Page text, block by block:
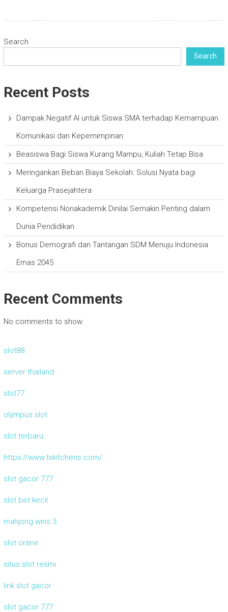
Search
Search
Recent Posts
Dampak Negatif AI untuk Siswa SMA terhadap Kemampuan
Komunikasi dan Kepemimpinan
Beasiswa Bagi Siswa Kurang Mampu, Kuliah Tetap Bisa
Meringankan Beban Biaya Sekolah: Solusi Nyata bagi
Keluarga Prasejahtera
Kompetensi Nonakademik Dinilai Semakin Penting dalam
Dunia Pendidikan
Bonus Demografi dan Tantangan SDM Menuju Indonesia
Emas 2045
Recent Comments
No comments to show.
slot88
server thailand
slot77
olympus slot
slot terbaru
https://www.txkitchens.com/
slot gacor 777
slot bet kecil
mahjong wins 3
slot online
situs slot resmi
link slot gacor
slot gacor 777